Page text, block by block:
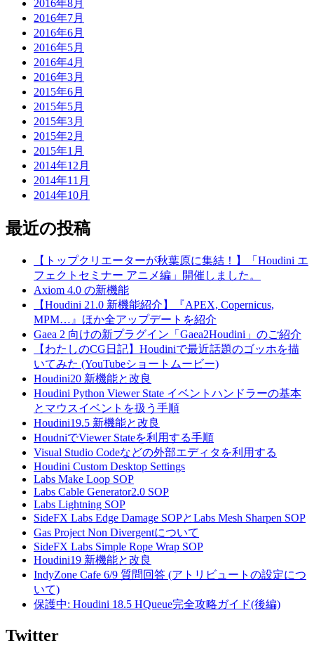
2016年8月
2016年7月
2016年6月
2016年5月
2016年4月
2016年3月
2015年6月
2015年5月
2015年3月
2015年2月
2015年1月
2014年12月
2014年11月
2014年10月
最近の投稿
【トップクリエーターが秋葉原に集結！】「Houdini エ
フェクトセミナー アニメ編」開催しました。
Axiom 4.0 の新機能
【Houdini 21.0 新機能紹介】『APEX, Copernicus,
MPM…』ほか全アップデートを紹介
Gaea 2 向けの新プラグイン「Gaea2Houdini」のご紹介
【わたしのCG日記】Houdiniで最近話題のゴッホを描
いてみた (YouTubeショートムービー)
Houdini20 新機能と改良
Houdini Python Viewer State イベントハンドラーの基本
とマウスイベントを扱う手順
Houdini19.5 新機能と改良
HoudniでViewer Stateを利用する手順
Visual Studio Codeなどの外部エディタを利用する
Houdini Custom Desktop Settings
Labs Make Loop SOP
Labs Cable Generator2.0 SOP
Labs Lightning SOP
SideFX Labs Edge Damage SOPとLabs Mesh Sharpen SOP
Gas Project Non Divergentについて
SideFX Labs Simple Rope Wrap SOP
Houdini19 新機能と改良
IndyZone Cafe 6/9 質問回答 (アトリビュートの設定につ
いて)
保護中: Houdini 18.5 HQueue完全攻略ガイド(後編)
Twitter